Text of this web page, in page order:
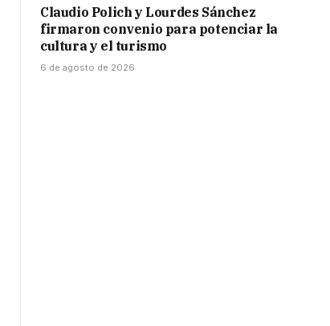
Claudio Polich y Lourdes Sánchez
firmaron convenio para potenciar la
cultura y el turismo
6 de agosto de 2026